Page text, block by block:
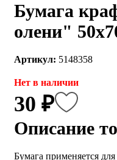
256-54-
Бумага
олени"
Артикул: 5148358
Нет в наличии
30 ₽
Описание
Бумага применяется